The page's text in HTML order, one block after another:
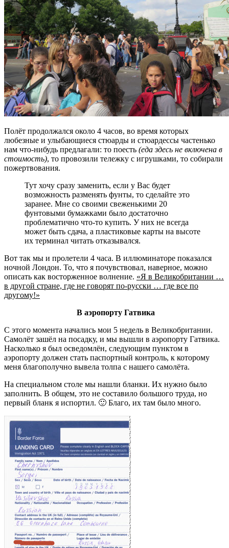
Полёт продолжался около 4 часов, во время которых
любезные и улыбающиеся стюарды и стюардессы частенько
нам что-нибудь предлагали: то поесть (еда здесь не включена в
стоимость), то провозили тележку с игрушками, то собирали
пожертвования.
Тут хочу сразу заменить, если у Вас будет
возможность разменять фунты, то сделайте это
заранее. Мне со своими свеженькими 20
фунтовыми бумажками было достаточно
проблематично что-то купить. У них не всегда
может быть сдача, а пластиковые карты на высоте
их терминал читать отказывался.
Вот так мы и пролетели 4 часа. В иллюминаторе показался
ночной Лондон. То, что я почувствовал, наверное, можно
описать как восторженное волнение. «Я в Великобритании …
в другой стране, где не говорят по-русски … где все по
другому!»
В аэропорту Гатвика
С этого момента начались мои 5 недель в Великобритании.
Самолёт зашёл на посадку, и мы вышли в аэропорту Гатвика.
Насколько я был осведомлён, следующим пунктом в
аэропорту должен стать паспортный контроль, к которому
меня благополучно вывела толпа с нашего самолёта.
На специальном столе мы нашли бланки. Их нужно было
заполнить. В общем, это не составило большого труда, но
первый бланк я испортил. 🙂 Благо, их там было много.